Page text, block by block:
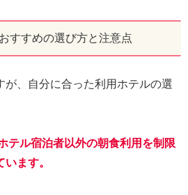
すすめの選び方と注意点
が、自分に合った利用ホテルの選
テル宿泊者以外の朝食利用を制限
ます。